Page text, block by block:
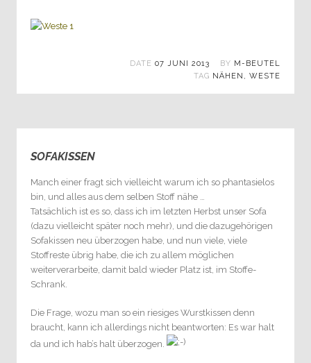
DATE 07 JUNI 2013 BY M-BEUTEL
TAG NÄHEN , WESTE
SOFAKISSEN
Manch einer fragt sich vielleicht warum ich so phantasielos
bin, und alles aus dem selben Stoff nähe …
Tatsächlich ist es so, dass ich im letzten Herbst unser Sofa
(dazu vielleicht später noch mehr), und die dazugehörigen
Sofakissen neu überzogen habe, und nun viele, viele
Stoffreste übrig habe, die ich zu allem möglichen
weiterverarbeite, damit bald wieder Platz ist, im Stoffe-
Schrank.
Die Frage, wozu man so ein riesiges Wurstkissen denn
braucht, kann ich allerdings nicht beantworten: Es war halt
da und ich hab’s halt überzogen.